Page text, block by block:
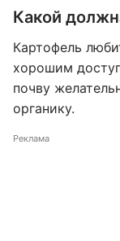
Какой
Картофель
хорошим
почву
органику.
Реклама